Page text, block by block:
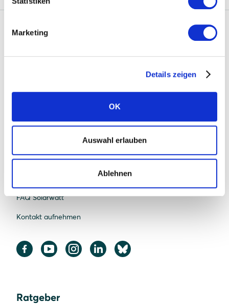
Marketing
Details zeigen
OK
Auswahl erlauben
Ablehnen
Solarwatt
Standorte
News
FAQ Solarwatt
Kontakt aufnehmen
Ratgeber